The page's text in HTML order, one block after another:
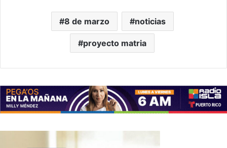
8 de marzo noticias
proyecto matria